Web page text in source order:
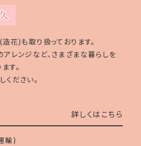
花)も取り扱っております。
アレンジなど、さまざまな暮らしを
す。
ください。
詳しくはこちら
輸)